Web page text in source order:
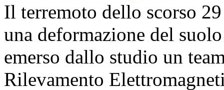
Il terremoto dello scorso
una deformazione del
emerso dallo studio un
Rilevamento